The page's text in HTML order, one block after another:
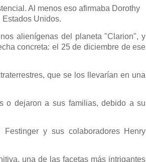
Al menos eso afirmaba Dorothy
Unidos.
alienígenas del planeta "Clarion", y
concreta: el 25 de diciembre de ese
que se los llevarían en una
o dejaron a sus familias, debido a su
y sus colaboradores Henry
una de las facetas más intrigantes